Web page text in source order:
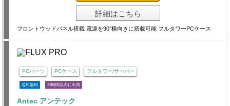
詳細はこちら
フロントウッドパネル搭載 電源を90°横向きに搭載可能 フルタワーPCケース
PCパーツ PCケース フルタワー/サーバー
送料無料 24時間以内に出荷
Antec アンテック